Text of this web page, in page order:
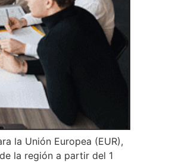
la Unión Europea (EUR),
la región a partir del 1